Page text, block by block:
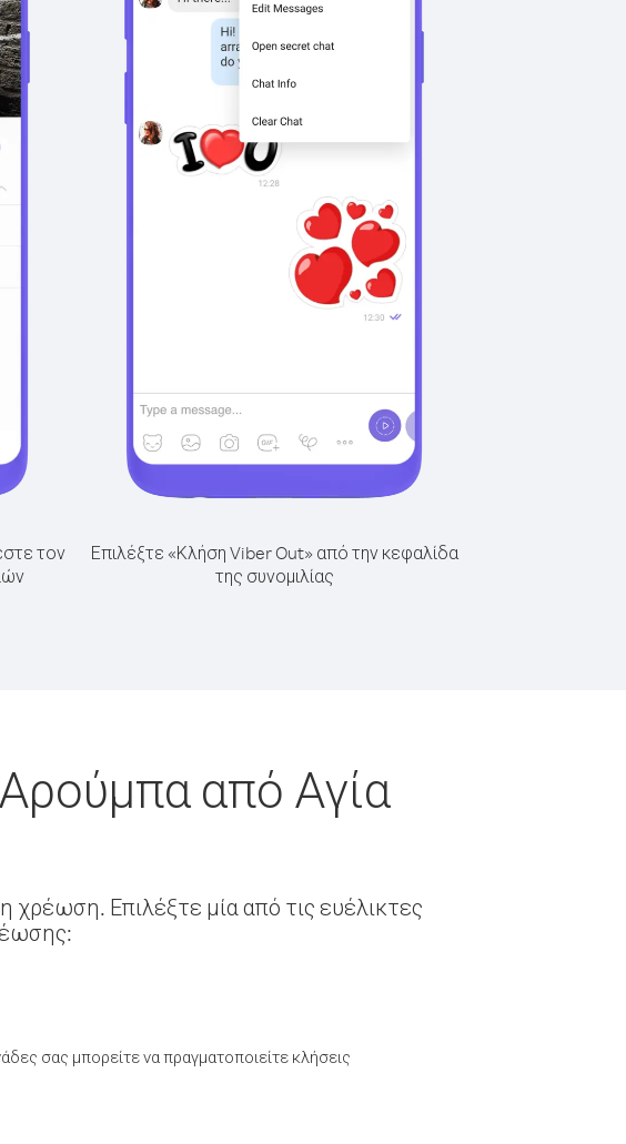
τον
Επιλέξτε «Κλήση Viber Out» από την κεφαλίδα
της συνομιλίας
από Αγία
Επιλέξτε μία από τις ευέλικτες
σας μπορείτε να πραγματοποιείτε κλήσεις